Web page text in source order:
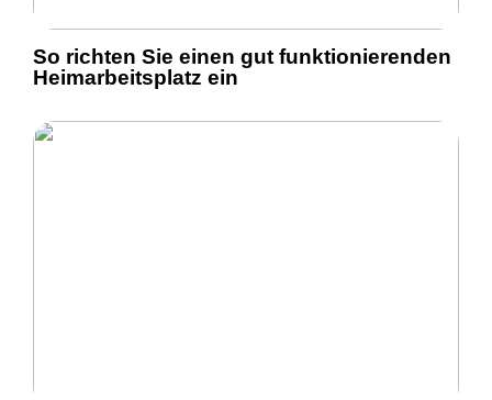
So richten Sie einen gut funktionierenden
Heimarbeitsplatz ein